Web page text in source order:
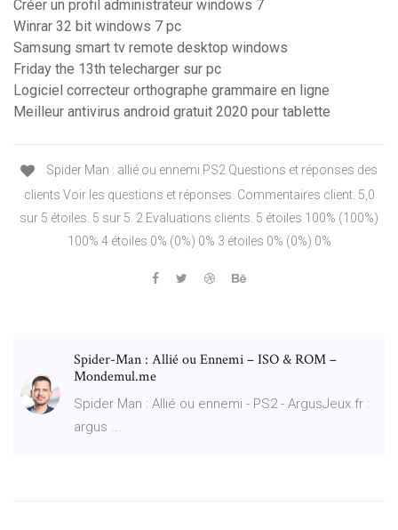
Créer un profil administrateur windows 7
Winrar 32 bit windows 7 pc
Samsung smart tv remote desktop windows
Friday the 13th telecharger sur pc
Logiciel correcteur orthographe grammaire en ligne
Meilleur antivirus android gratuit 2020 pour tablette
Spider Man : allié ou ennemi PS2 Questions et réponses des
clients Voir les questions et réponses. Commentaires client. 5,0
sur 5 étoiles. 5 sur 5. 2 Evaluations clients. 5 étoiles 100% (100%)
100% 4 étoiles 0% (0%) 0% 3 étoiles 0% (0%) 0%
Spider-Man : Allié ou Ennemi – ISO & ROM –
Mondemul.me
Spider Man : Allié ou ennemi - PS2 - ArgusJeux.fr :
argus ...